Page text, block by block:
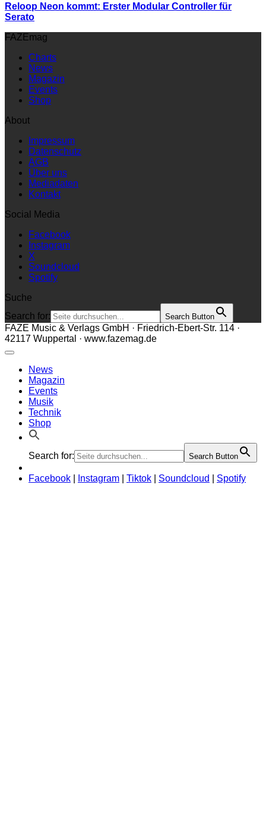
Reloop Neon kommt: Erster Modular Controller für
Serato
FAZEmag
Charts
News
Magazin
Events
Shop
About
Impressum
Datenschutz
AGB
Über uns
Mediadaten
Kontakt
Social Media
Facebook
Instagram
X
Soundcloud
Spotify
Suche
Search for:
Search Button
FAZE Music & Verlags GmbH · Friedrich-Ebert-Str. 114 ·
42117 Wuppertal · www.fazemag.de
News
Magazin
Events
Musik
Technik
Shop
Search for: Search Button
Facebook Instagram Tiktok Soundcloud Spotify